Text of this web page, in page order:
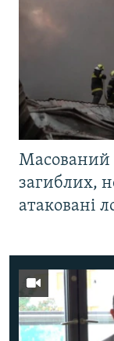
Масований
загиблих,
атаковані